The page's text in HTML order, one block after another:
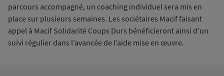
parcours accompagné, un coaching individuel sera mis en
place sur plusieurs semaines. Les sociétaires Macif faisant
appel à Macif Solidarité Coups Durs bénéficieront ainsi d’un
suivi régulier dans l’avancée de l’aide mise en œuvre.